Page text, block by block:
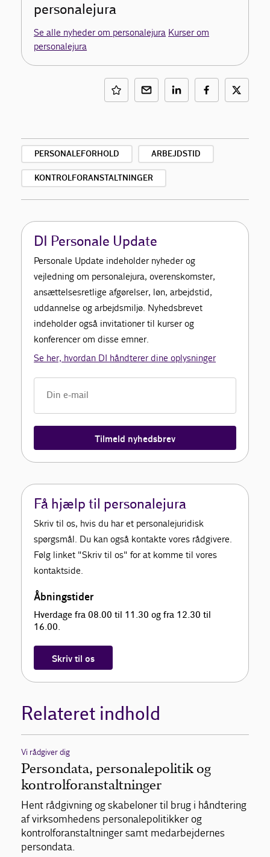
personalejura
Se alle nyheder om personalejura Kurser om
personalejura
PERSONALEFORHOLD ARBEJDSTID
KONTROLFORANSTALTNINGER
DI Personale Update
Personale Update indeholder nyheder og
vejledning om personalejura, overenskomster,
ansættelsesretlige afgørelser, løn, arbejdstid,
uddannelse og arbejdsmiljø. Nyhedsbrevet
indeholder også invitationer til kurser og
konferencer om disse emner.
Se her, hvordan DI håndterer dine oplysninger
Tilmeld nyhedsbrev
Få hjælp til personalejura
Skriv til os, hvis du har et personalejuridisk
spørgsmål. Du kan også kontakte vores rådgivere.
Følg linket "Skriv til os" for at komme til vores
kontaktside.
Åbningstider
Hverdage fra 08.00 til 11.30 og fra 12.30 til
16.00.
Skriv til os
Relateret indhold
Vi rådgiver dig
Persondata, personalepolitik og
kontrolforanstaltninger
Hent rådgivning og skabeloner til brug i håndtering
af virksomhedens personalepolitikker og
kontrolforanstaltninger samt medarbejdernes
persondata.